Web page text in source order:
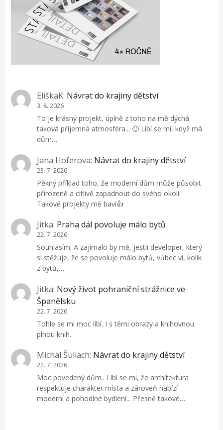
EliškaK: Návrat do krajiny dětství
3. 8. 2026
To je krásný projekt, úplně z toho na mě dýchá
taková příjemná atmosféra... 🙂 Líbí se mi, když má
dům…
Jana Hoferova: Návrat do krajiny dětství
23. 7. 2026
Pěkný příklad toho, že moderní dům může působit
přirozeně a citlivě zapadnout do svého okolí.
Takové projekty mě baví👍
Jitka: Praha dál povoluje málo bytů
22. 7. 2026
Souhlasím. A zajímalo by mě, jestli developer, který
si stěžuje, že se povoluje málo bytů, vůbec ví, kolik
z bytů,…
Jitka: Nový život pohraniční strážnice ve
Španělsku
22. 7. 2026
Tohle se mi moc líbí. I s těmi obrazy a knihovnou
plnou knih.
Michal Šuliach: Návrat do krajiny dětství
22. 7. 2026
Moc povedený dům.. Líbí se mi, že architektura
respektuje charakter místa a zároveň nabízí
moderní a pohodlné bydlení... Přesně takové…